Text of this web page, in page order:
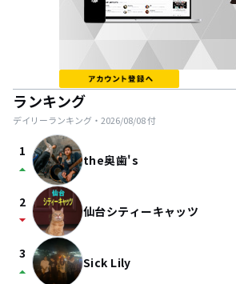
ランキング
デイリーランキング・ 2026/08/08付
1
arrow_drop_up the奥歯's
2
arrow_drop_down 仙台シティーキャッツ
3
arrow_drop_up Sick Lily